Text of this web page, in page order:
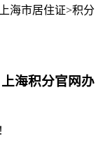
海市居住证>积分
海积分官网办